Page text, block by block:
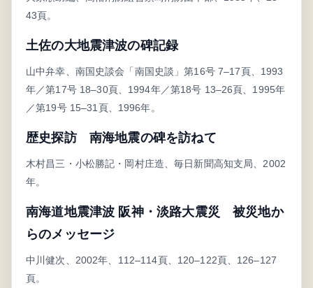
43頁。
土佐の大地震津波の碑記録
山中弁幸、南国史談会「南国史談」第16号 7–17頁、1993
年／第17号 18–30頁、1994年／第18号 13–26頁、1995年
／第19号 15–31頁、1996年。
歴史探訪 南海地震の碑を訪ねて
木村昌三・小松勝記・岡村庄造、毎日新聞高知支局、2002
年。
南海道地震津波 阪神・淡路大震災 被災地か
らのメッセージ
中川健次、2002年、112–114頁、120–122頁、126–127
頁。